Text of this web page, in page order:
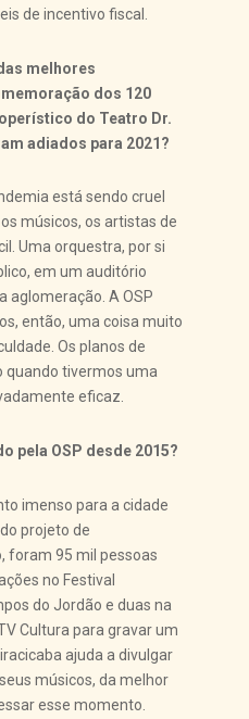
de incentivo fiscal.
melhores
dos 120
do Teatro Dr.
adiados para 2021?
está sendo cruel
músicos, os artistas de
Uma orquestra, por si
em um auditório
aglomeração. A OSP
então, uma coisa muito
Os planos de
quando tivermos uma
eficaz.
pela OSP desde 2015?
imenso para a cidade
projeto de
foram 95 mil pessoas
no Festival
do Jordão e duas na
Cultura para gravar um
ajuda a divulgar
músicos, da melhor
esse momento.